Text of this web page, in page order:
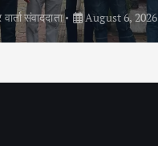
संवाददाता August 6, 2026